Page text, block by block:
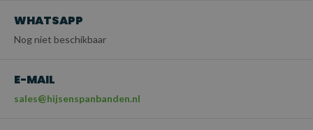
WHATSAPP
Nog niet beschikbaar
E-MAIL
sales@hijsenspanbanden.nl